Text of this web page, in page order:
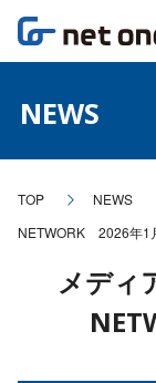
NEWS
TOP NEWS
NETWORK 2026年1
メディ